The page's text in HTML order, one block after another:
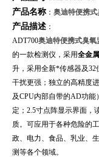
产品名称 ： 奥迪特便携式
产品描述 ：
ADT700奥迪特便携式臭氧
的一款检测仪，采用全金
升，采用全新*传感器及
干扰更强；独立的高精度
及CPU内部自带的AD功
定；2.5寸点阵显示界面，
质。可应用于各种危险的
政、电力、食品、乳业、
测等各个领域。